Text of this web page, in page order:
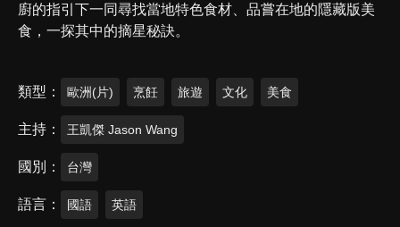
廚的指引下一同尋找當地特色食材、品嘗在地的隱藏版美
食，一探其中的摘星秘訣。
類型 歐洲(片) 烹飪 旅遊 文化 美食
主持 王凱傑 Jason Wang
國別 台灣
語言 國語 英語